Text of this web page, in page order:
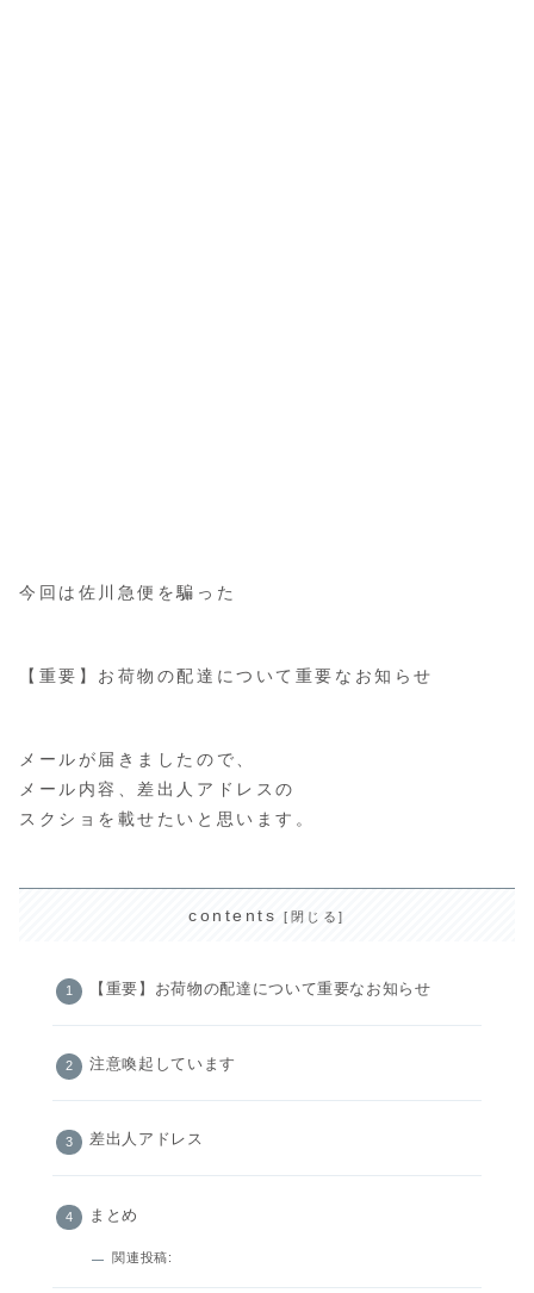
今回は佐川急便を騙った
【重要】お荷物の配達について重要なお知らせ
メールが届きましたので、
メール内容、差出人アドレスの
スクショを載せたいと思います。
contents
【重要】お荷物の配達について重要なお知らせ
注意喚起しています
差出人アドレス
まとめ
関連投稿: